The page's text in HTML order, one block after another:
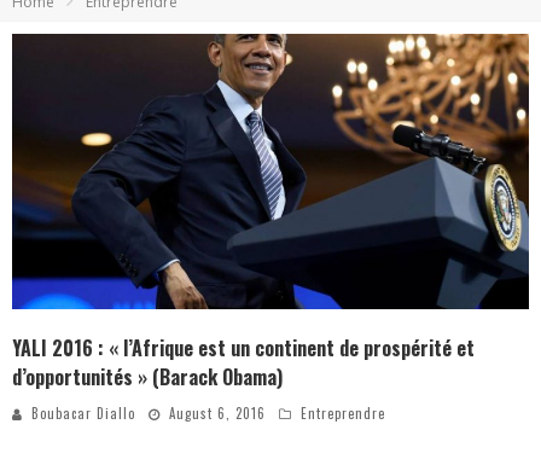
La Révolution Silencieuse : Quand Les Entrepreneurs Africains Décident de ne Plus se Taire
New to online sports betting? Consider These Tips to Play Your First Online Sports Betting Successfully
YALI 2016 : « l’Afrique est un continent de prospérité et
d’opportunités » (Barack Obama)
Boubacar Diallo August 6, 2016 Entreprendre